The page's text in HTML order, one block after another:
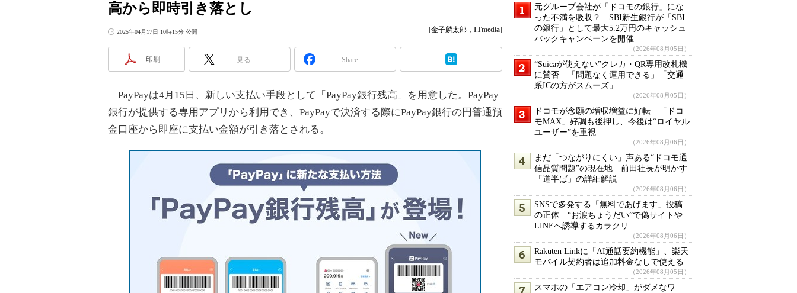
高から即時引き落とし
2025年04月17日 10時15分 公開 [金子麟太郎 ， ITmedia]
印刷 見る Share
PayPayは4月15日、新しい支払い手段として「PayPay銀行残高」を用意した。PayPay
銀行が提供する専用アプリから利用でき、PayPayで決済する際にPayPay銀行の円普通預
金口座から即座に支払い金額が引き落とされる。
元グループ会社が「ドコモの銀行」にな
った不満を吸収？ SBI新生銀行が「SBI
の銀行」として最大5.2万円のキャッシュ
バックキャンペーンを開催
（2026年08月05日）
“Suicaが使えない”クレカ・QR専用改札機
に賛否 「問題なく運用できる」「交通
系ICの方がスムーズ」
（2026年08月05日）
ドコモが念願の増収増益に好転 「ドコ
モMAX」好調も後押し、今後は“ロイヤル
ユーザー”を重視
（2026年08月06日）
まだ「つながりにくい」声ある“ドコモ通
信品質問題”の現在地 前田社長が明かす
「道半ば」の詳細解説
（2026年08月06日）
SNSで多発する「無料であげます」投稿
の正体 “お涙ちょうだい”で偽サイトや
LINEへ誘導するカラクリ
（2026年08月06日）
Rakuten Linkに「AI通話要約機能」、楽天
モバイル契約者は追加料金なしで使える
（2026年08月05日）
スマホの「エアコン冷却」がダメなワ